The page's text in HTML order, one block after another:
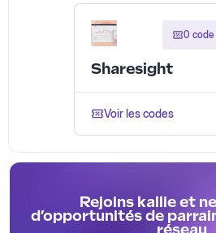
0
Sharesight
Voir les codes
Rejoins kallie et
d’opportunités de
réseau